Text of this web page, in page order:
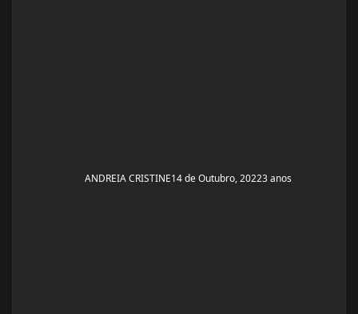
ANDREIA CRISTINE14 de Outubro, 20223 anos